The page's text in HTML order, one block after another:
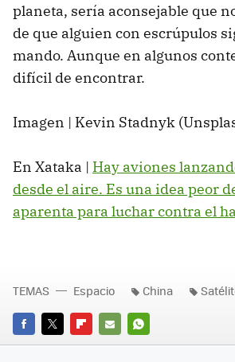
planeta, sería aconsejable que
de que alguien con escrúpulos
mando. Aunque en algunos
difícil de encontrar.
Imagen | Kevin Stadnyk
En Xataka | Hay aviones
desde el aire. Es una idea peor
aparenta para luchar contra el
FACEBOOK
TWITTERFLIPBOARD
E-
WHATSAPP
TEMAS Espacio China